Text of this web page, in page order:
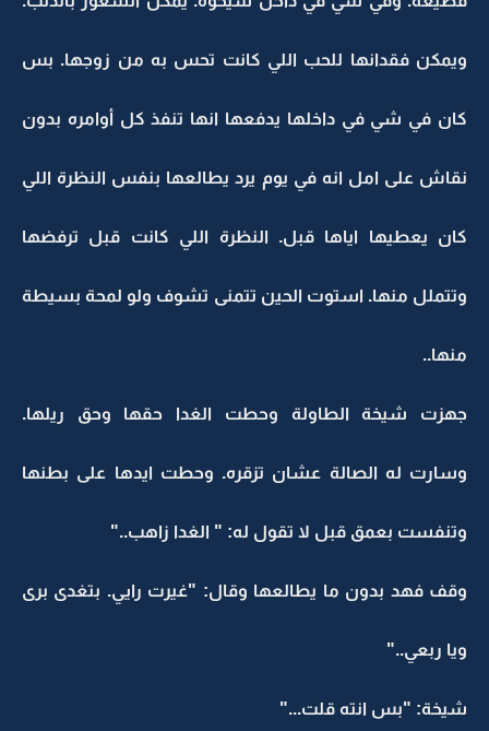
ويمكن فقدانها للحب اللي كانت تحس به من زوجها. بس
كان في شي في داخلها يدفعها انها تنفذ كل أوامره بدون
نقاش على امل انه في يوم يرد يطالعها بنفس النظرة اللي
كان يعطيها اياها قبل. النظرة اللي كانت قبل ترفضها
وتتملل منها. استوت الحين تتمنى تشوف ولو لمحة بسيطة
منها..
جهزت شيخة الطاولة وحطت الغدا حقها وحق ريلها.
وسارت له الصالة عشان تزقره. وحطت ايدها على بطنها
وتنفست بعمق قبل لا تقول له: " الغدا زاهب.."
وقف فهد بدون ما يطالعها وقال: "غيرت رايي. بتغدى برى
ويا ربعي.."
شيخة: "بس انته قلت..."